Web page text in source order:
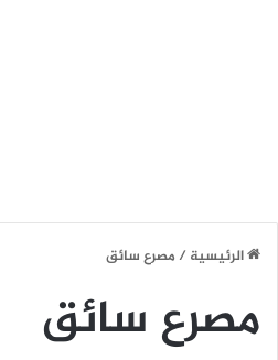
الرئيسية/مصرع سائق
مصرع سائق